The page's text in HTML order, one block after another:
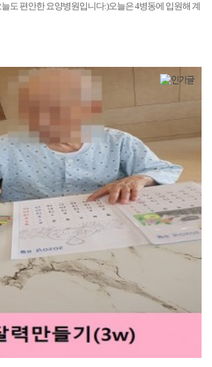
늘도 편안한 요양병원입니다:)오늘은 4병동에 입원해 계